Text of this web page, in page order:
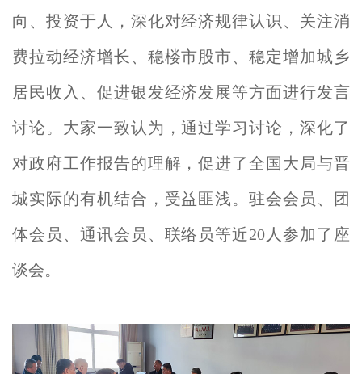
向、投资于人，深化对经济规律认识、关注消
费拉动经济增长、稳楼市股市、稳定增加城乡
居民收入、促进银发经济发展等方面进行发言
讨论。大家一致认为，通过学习讨论，深化了
对政府工作报告的理解，促进了全国大局与晋
城实际的有机结合，受益匪浅。驻会会员、团
体会员、通讯会员、联络员等近20人参加了座
谈会。